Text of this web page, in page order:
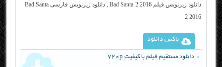
دانلود زیرنویس فیلم Bad Santa 2 2016 , دانلود زیرنویس فارسی Bad Santa
2 2016
باکس دانلود
دانلود مستقیم فیلم با کیفیت 720p